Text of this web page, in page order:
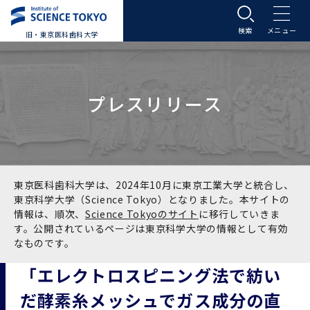
旧・東京医科歯科大学
大学案内トップ
学長メッセージ
基本理念・沿革
基本理念・沿革トップ
沿革
東京医科歯科大学の特色
学問と教育の聖地 湯島に建つ東京医科歯科大
アクセストップ
運営組織
入学案内トップ
大学案内
学部受験生向け「大学案内」（冊子）
学部入学案内トップ
大学院入学案内
学生生活
学生生活トップ
Science Tokyo SPRING (医歯学系)
今後の博士学生向け支援制度について
Science Tokyo BOOST (医歯学系)トップ
CS（クリニシャン・サイエンティスト）養成支
教育研究組織等
教育研究組織等トップ
教育理念トップ
医学部（医学科･保健衛生学科）
大学病院
医科（医系診療部門）
研究・連携トップ
国際交流
プレスリリース
東京医科歯科大学は、2024年10月に東京工業大学と統合し、
東京科学大学（Science Tokyo）となりました。本サイトの
情報は、順次、 Science Tokyoのサイト に移行していきま
す。公開されているページは東京科学大学の情報として有効
なものです。
「エレクトロスピニング法で紡い
だ酵素糸メッシュでガス成分の直